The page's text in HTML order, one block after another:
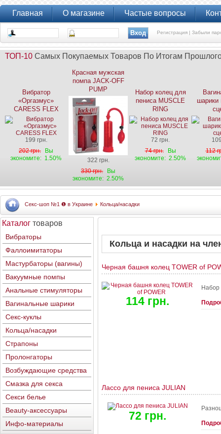
Главная О магазине Частые вопросы
Регистрация |Забыли
ТОП-10 Самых Покупаемых Товаров По Итогам
Вибратор
«Оргазмус»
CARESS FLEX
199 грн.
202 грн.
Вы
экономите: 1.50%
Красная мужская
помпа JACK-OFF
PUMP
322 грн.
330 грн.
Вы
экономите: 2.50%
Набор колец для
пениса MUSCLE
RING
72 грн.
74 грн.
Вы
экономите: 2.50%
шарики
112
Секс-шоп №1 ❶ в Украине Кольца/насадки
Каталог товаров
Вибраторы
Фаллоимитаторы
Мастурбаторы (вагины)
Вакуумные помпы
Анальные стимуляторы
Вагинальные шарики
Секс-куклы
Кольца/насадки
Страпоны
Пролонгаторы
Возбуждающие средства
Смазка для секса
Секси белье
Beauty-аксессуары
Инфо-материалы
Кольца и насадки на
Черная башня колец TOWER of
114 грн.
Набор
Лассо для пениса JULIAN
72 грн.